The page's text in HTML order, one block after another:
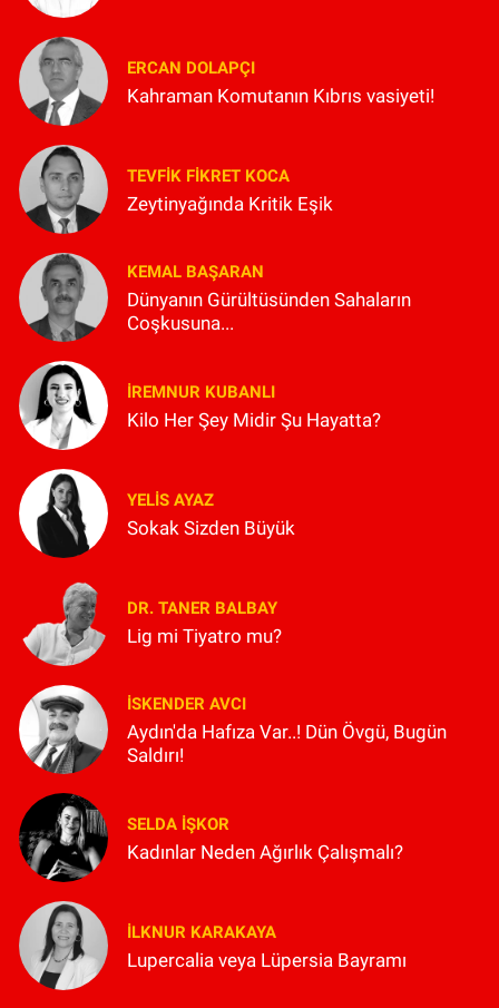
ERCAN DOLAPÇI
Kahraman Komutanın Kıbrıs vasiyeti!
TEVFIK FIKRET KOCA
Zeytinyağında Kritik Eşik
KEMAL BAŞARAN
Dünyanın Gürültüsünden Sahaların
Coşkusuna...
İREMNUR KUBANLI
Kilo Her Şey Midir Şu Hayatta?
YELIS AYAZ
Sokak Sizden Büyük
DR. TANER BALBAY
Lig mi Tiyatro mu?
İSKENDER AVCI
Aydın'da Hafıza Var..! Dün Övgü, Bugün
Saldırı!
SELDA İŞKOR
Kadınlar Neden Ağırlık Çalışmalı?
İLKNUR KARAKAYA
Lupercalia veya Lüpersia Bayramı